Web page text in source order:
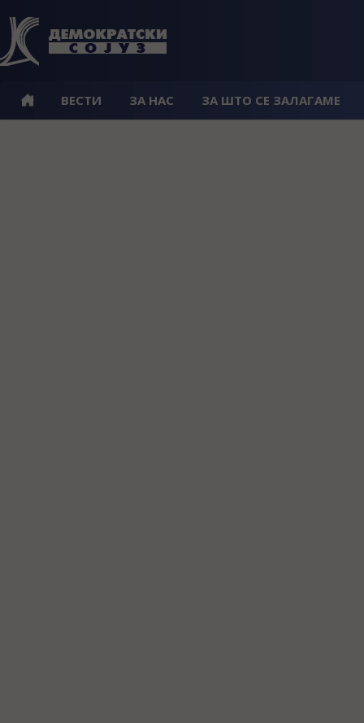
ВЕСТИ ЗА НАС ЗА ШТО СЕ ЗАЛАГАМЕ